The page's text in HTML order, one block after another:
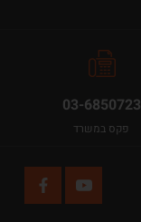
03-6850723
פקס במשרד